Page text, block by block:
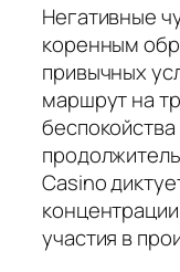
Негативные
коренным
привычных
маршрут на
Casino
участия в